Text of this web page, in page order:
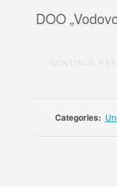
DOO
Categories: